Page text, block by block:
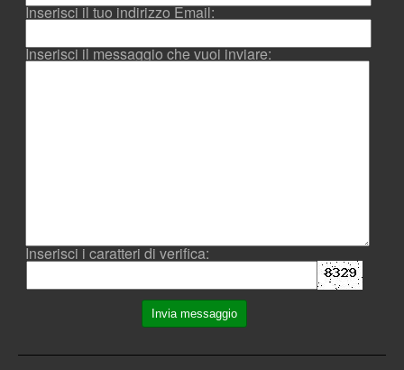
Inserisci il tuo indirizzo Email:
Inserisci il messaggio che vuoi inviare:
Inserisci i caratteri di verifica:
Invia messaggio